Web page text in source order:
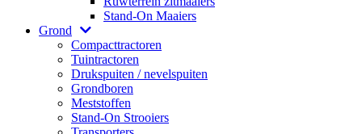
Stand-On Maaiers
Grond
Compacttractoren
Tuintractoren
Drukspuiten / nevelspuiten
Grondboren
Meststoffen
Stand-On Strooiers